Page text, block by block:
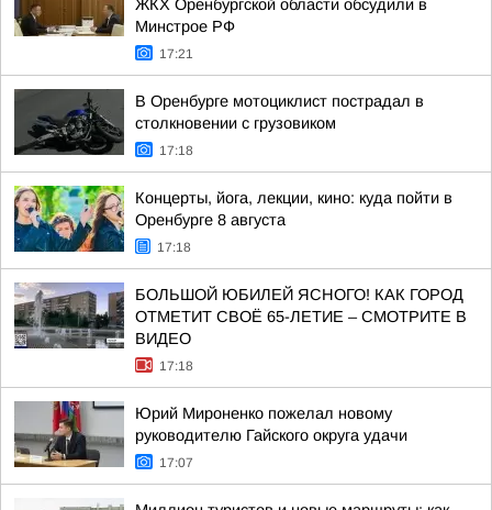
ЖКХ Оренбургской области обсудили в
Минстрое РФ
17:21
В Оренбурге мотоциклист пострадал в
столкновении с грузовиком
17:18
Концерты, йога, лекции, кино: куда пойти в
Оренбурге 8 августа
17:18
БОЛЬШОЙ ЮБИЛЕЙ ЯСНОГО! КАК ГОРОД
ОТМЕТИТ СВОЁ 65-ЛЕТИЕ – СМОТРИТЕ В
ВИДЕО
17:18
Юрий Мироненко пожелал новому
руководителю Гайского округа удачи
17:07